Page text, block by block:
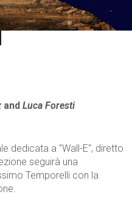
andLuca Foresti
dedicata a "Wall-E", diretto
seguirà una
Temporelli con la